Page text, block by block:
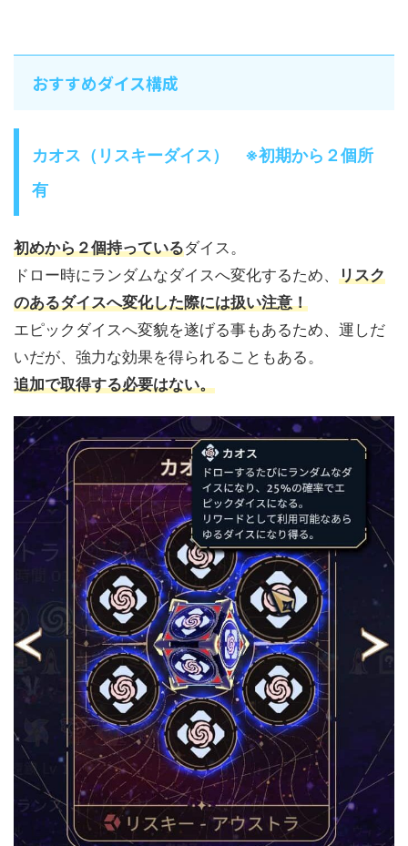
おすすめダイス構成
カオス（リスキーダイス） ※初期から２個所
有
初めから２個持っているダイス。
ドロー時にランダムなダイスへ変化するため、 リスク
のあるダイスへ変化した際には扱い注意！
エピックダイスへ変貌を遂げる事もあるため、運しだ
いだが、強力な効果を得られることもある。
追加で取得する必要はない。